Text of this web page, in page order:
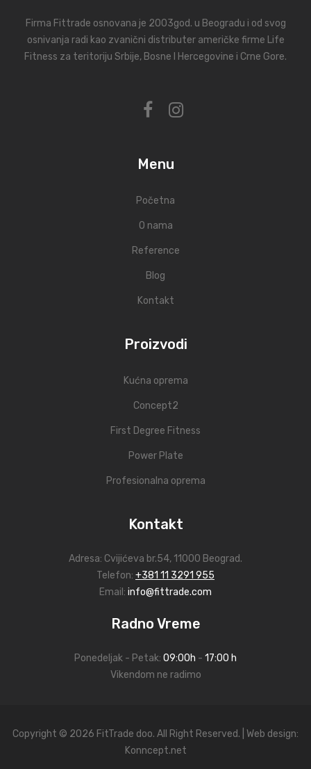
Firma Fittrade osnovana je 2003god. u Beogradu i od svog
osnivanja radi kao zvanični distributer američke firme Life
Fitness za teritoriju Srbije, Bosne I Hercegovine i Crne Gore.
Menu
Početna
O nama
Reference
Blog
Kontakt
Proizvodi
Kućna oprema
Concept2
First Degree Fitness
Power Plate
Profesionalna oprema
Kontakt
Adresa: Cvijićeva br.54, 11000 Beograd.
Telefon: +381 11 3291 955
Email: info@fittrade.com
Radno Vreme
Ponedeljak - Petak: 09:00h - 17:00 h
Vikendom ne radimo
Copyright © 2026 FitTrade doo. All Right Reserved. | Web design:
Konncept.net